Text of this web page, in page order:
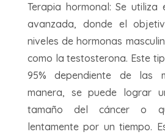
Terapia hormonal: Se utiliza
avanzada, donde el
niveles de hormonas
como la testosterona. Este
95% dependiente de las
manera, se puede lograr
tamaño del cáncer o
lentamente por un tiempo.